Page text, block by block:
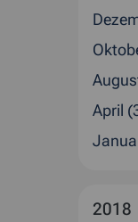
April
2018